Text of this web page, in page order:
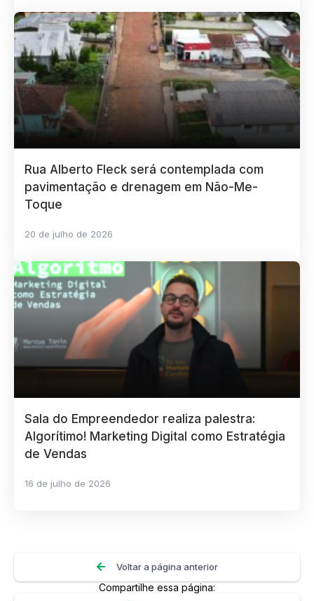
Rua Alberto Fleck será contemplada com
pavimentação e drenagem em Não-Me-
Toque
20 de julho de 2026
Sala do Empreendedor realiza palestra:
Algorítimo! Marketing Digital como Estratégia
de Vendas
16 de julho de 2026
Voltar a página anterior
Compartilhe essa página: